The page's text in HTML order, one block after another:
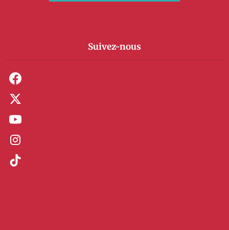
Suivez-nous